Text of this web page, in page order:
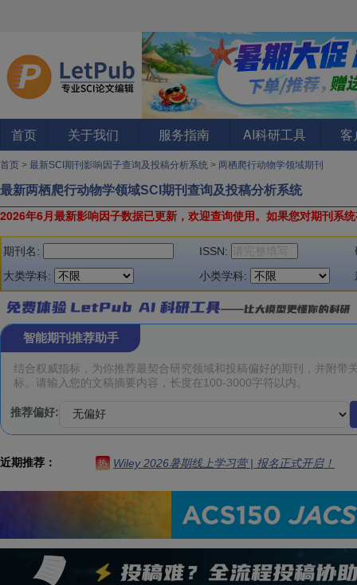
首页 关于我们 服务指南 AI科研工具 客
首页 > 最新SCI期刊影响因子查询及投稿分析系统 > 两栖爬行动物学领域期刊
最新两栖爬行动物学领域SCI期刊查询及投稿分析系统
2026年6月最新影响因子数据已更新，欢迎查询使用。 如果您对期刊系
期刊名: ISSN:
大类学科:
小类学科:
智能期刊推荐助手
推荐偏好:
近期推荐： 热 Wiley 2026暑期线上学习营 | 报名正式开启！